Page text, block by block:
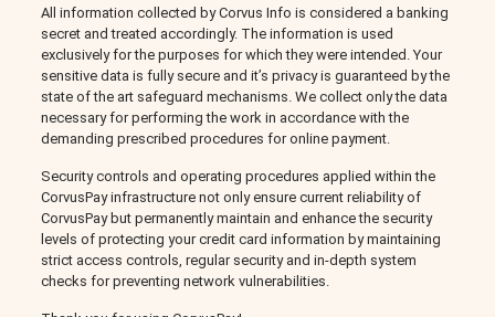
All information collected by Corvus Info is considered a banking
secret and treated accordingly. The information is used
exclusively for the purposes for which they were intended. Your
sensitive data is fully secure and it’s privacy is guaranteed by the
state of the art safeguard mechanisms. We collect only the data
necessary for performing the work in accordance with the
demanding prescribed procedures for online payment.
Security controls and operating procedures applied within the
CorvusPay infrastructure not only ensure current reliability of
CorvusPay but permanently maintain and enhance the security
levels of protecting your credit card information by maintaining
strict access controls, regular security and in-depth system
checks for preventing network vulnerabilities.